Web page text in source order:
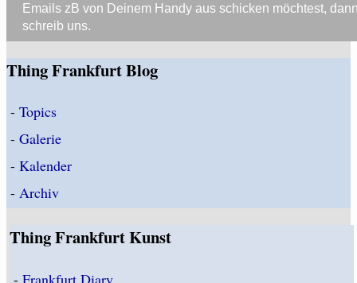
Emails zB von Deinem Handy aus schicken möchtest,
schreib uns.
Thing Frankfurt Blog
- Topics
- Galerie
- Kalender
- Archiv
Thing Frankfurt Kunst
-Frankfurt Diary